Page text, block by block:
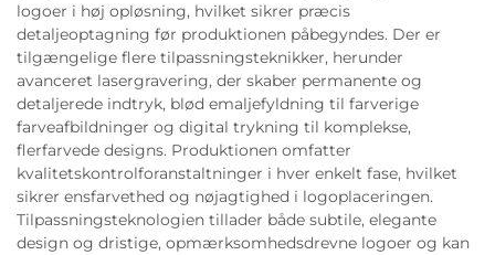
logoer i høj opløsning, hvilket sikrer præcis
detaljeoptagning før produktionen påbegyndes. Der er
tilgængelige flere tilpassningsteknikker, herunder
avanceret lasergravering, der skaber permanente og
detaljerede indtryk, blød emaljefyldning til farverige
farveafbildninger og digital trykning til komplekse,
flerfarvede designs. Produktionen omfatter
kvalitetskontrolforanstaltninger i hver enkelt fase, hvilket
sikrer ensfarvethed og nøjagtighed i logoplaceringen.
Tilpassningsteknologien tillader både subtile, elegante
design og dristige, opmærksomhedsdrevne logoer og kan